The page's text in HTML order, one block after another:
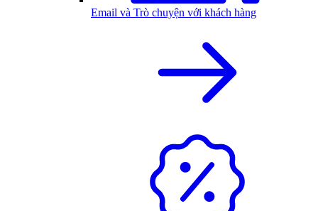
Email và Trò chuyện với khách hàng